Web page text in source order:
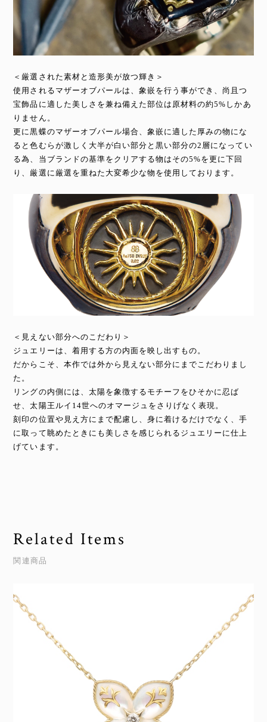
＜厳選された素材と造形美が放つ輝き＞
使用されるマザーオブパールは、象嵌を行う事ができ、尚且つ
宝飾品に適した美しさを兼ね備えた部位は原材料の約5%しかあ
りません。
更に黒蝶のマザーオブパール場合、象嵌に適した厚みの物にな
ると色むらが激しく大半が白い部分と黒い部分の2層になってい
る為、当ブランドの基準をクリアする物はその5%を更に下回
り、厳選に厳選を重ねた大変希少な物を使用しております。
＜見えない部分へのこだわり＞
ジュエリーは、着用する方の内面を映し出すもの。
だからこそ、本作では外から見えない部分にまでこだわりまし
た。
リングの内側には、太陽を象徴するモチーフをひそかに忍ば
せ、太陽王ルイ14世へのオマージュをさりげなく表現。
刻印の位置や見え方にまで配慮し、身に着けるだけでなく、手
に取って眺めたときにも美しさを感じられるジュエリーに仕上
げています。
Related Items
関連商品